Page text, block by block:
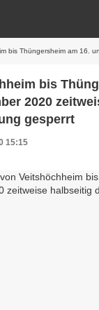
am 16. und 17. November 2020 zeitweise
bis
2020
gesperrt
15:15